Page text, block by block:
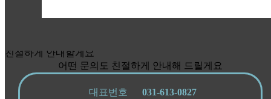
친절하게 안내할게요
어떤 문의도 친절하게 안내해 드릴게요
대표번호 031-613-0827